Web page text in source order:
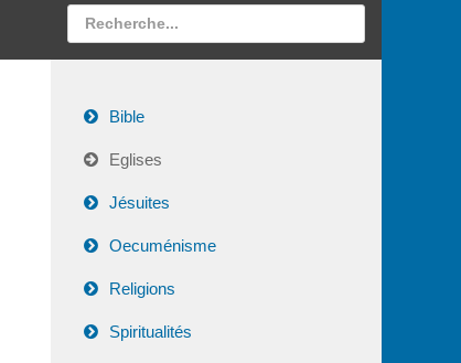
Bible
Eglises
Jésuites
Oecuménisme
Religions
Spiritualités